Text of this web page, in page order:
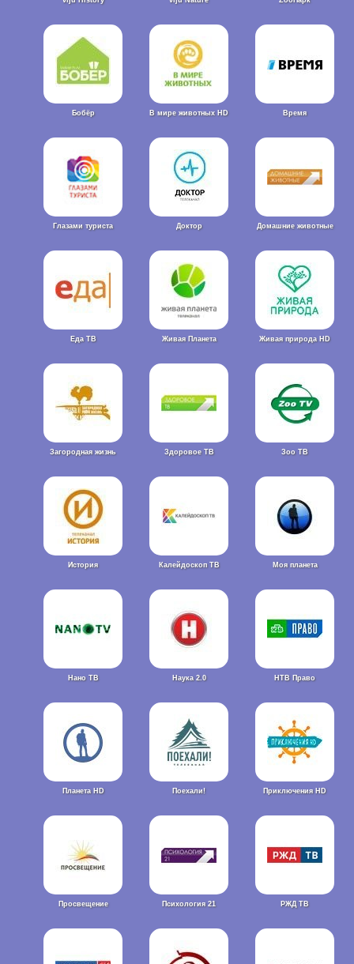
Бобёр В мире животных HD Время
Глазами туриста Доктор Домашние животные
Еда ТВ Живая Планета Живая природа HD
Загородная жизнь Здоровое ТВ Зоо ТВ
История Калейдоскоп ТВ Моя планета
Нано ТВ Наука 2.0 НТВ Право
Планета HD Поехали! Приключения HD
Просвещение Психология 21 РЖД ТВ